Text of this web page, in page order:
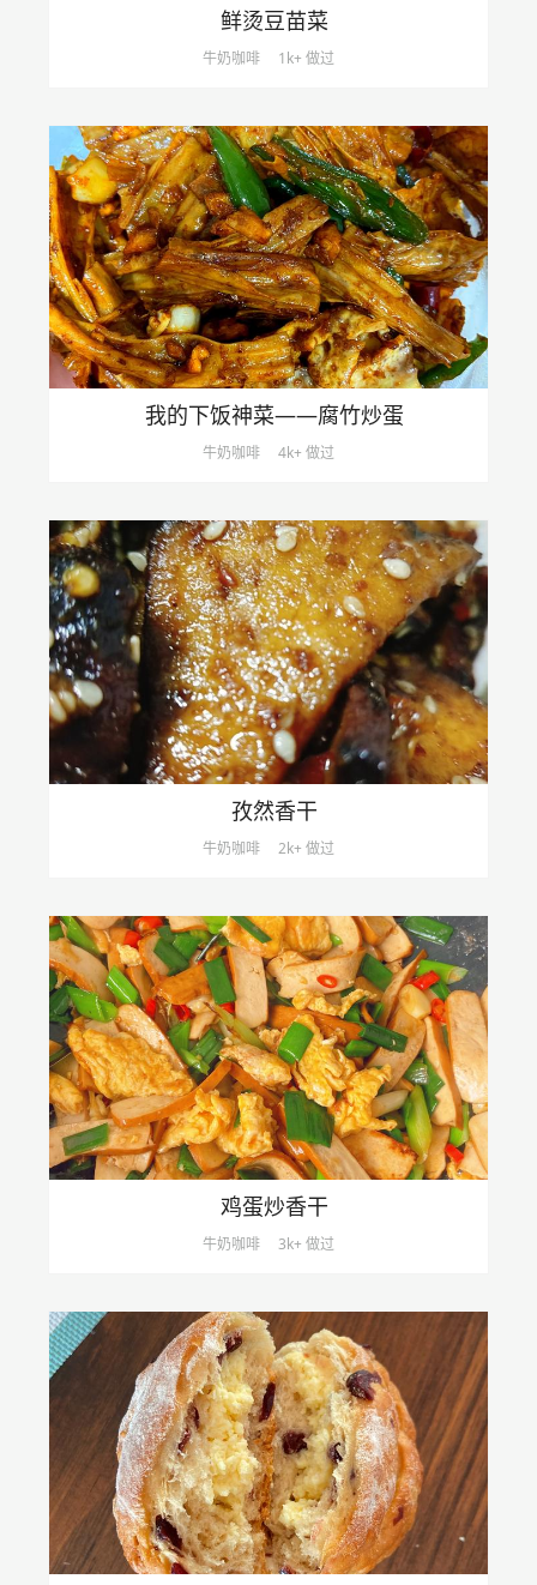
鲜烫豆苗菜
牛奶咖啡 1k+ 做过
我的下饭神菜——腐竹炒蛋
牛奶咖啡 4k+ 做过
孜然香干
牛奶咖啡 2k+ 做过
鸡蛋炒香干
牛奶咖啡 3k+ 做过